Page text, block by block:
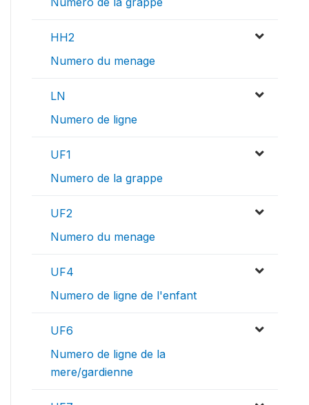
HH2
Numero du menage
LN
Numero de ligne
UF1
Numero de la grappe
UF2
Numero du menage
UF4
Numero de ligne de l'enfant
UF6
Numero de ligne de la
mere/gardienne